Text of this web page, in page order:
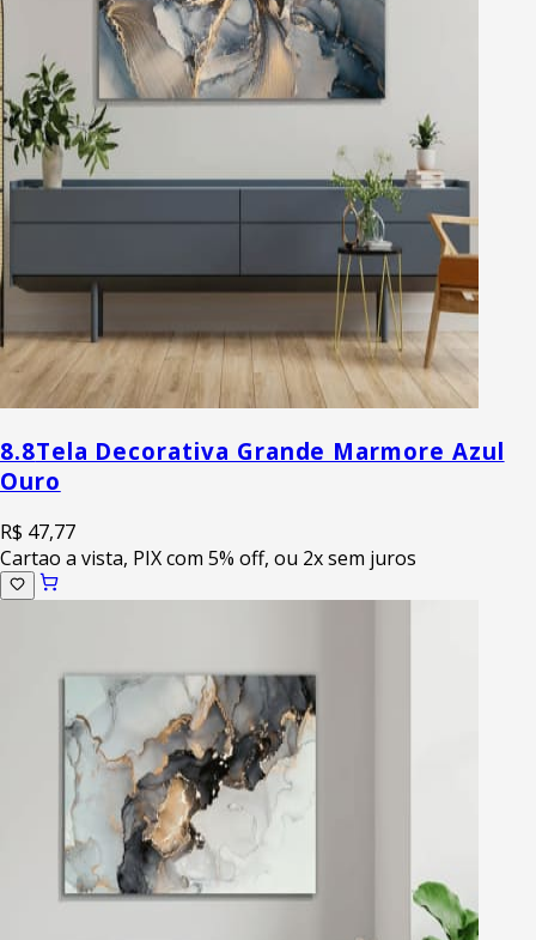
8.8Tela Decorativa Grande Marmore Azul
Ouro
R$ 47,77
Cartao a vista, PIX com 5% off, ou 2x sem juros